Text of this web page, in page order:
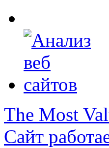
The Most
Сайт